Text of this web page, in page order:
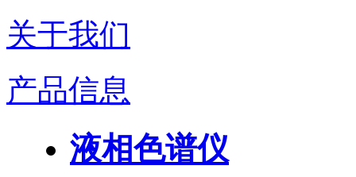
关于我们
产品信息
液相色谱仪